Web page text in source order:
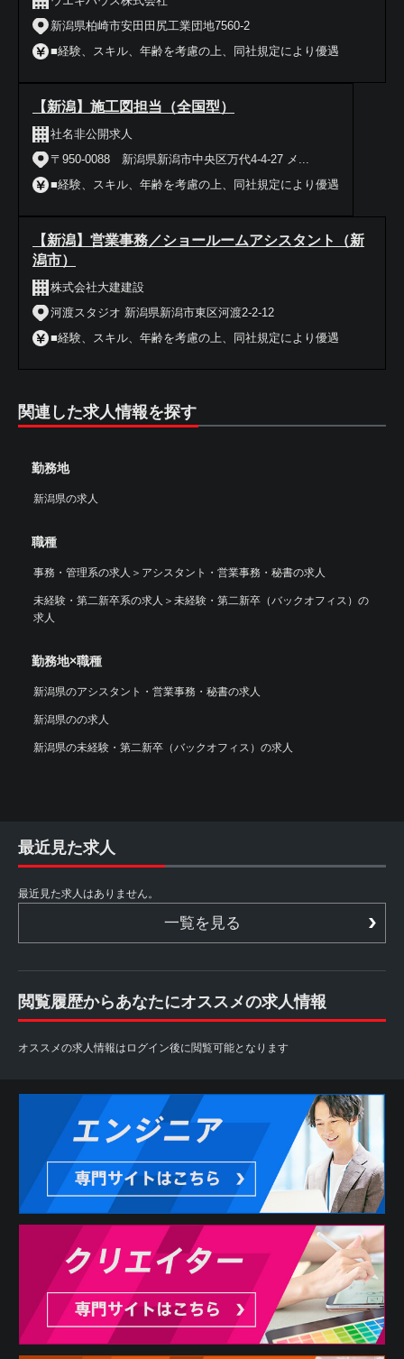
新潟県柏崎市安田田尻工業団地7560-2
■経験、スキル、年齢を考慮の上、同社規定により優遇
【新潟】施工図担当（全国型）
社名非公開求人
〒950-0088 新潟県新潟市中央区万代4-4-27 メ...
■経験、スキル、年齢を考慮の上、同社規定により優遇
【新潟】営業事務／ショールームアシスタント（新
潟市）
株式会社大建建設
河渡スタジオ 新潟県新潟市東区河渡2-2-12
■経験、スキル、年齢を考慮の上、同社規定により優遇
関連した求人情報を探す
勤務地
新潟県の求人
職種
事務・管理系の求人 ＞ アシスタント・営業事務・秘書の求人
未経験・第二新卒系の求人 ＞ 未経験・第二新卒（バックオフィス）の
求人
勤務地×職種
新潟県のアシスタント・営業事務・秘書の求人
新潟県のの求人
新潟県の未経験・第二新卒（バックオフィス）の求人
最近見た求人
最近見た求人はありません。
一覧を見る
閲覧履歴からあなたにオススメの求人情報
オススメの求人情報はログイン後に閲覧可能となります